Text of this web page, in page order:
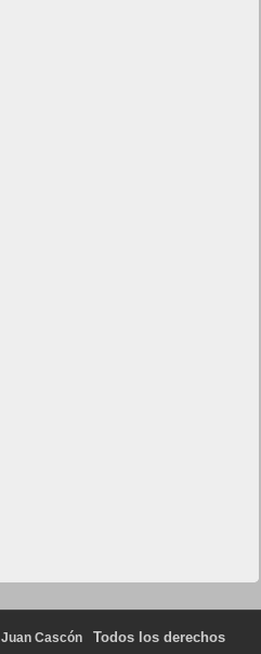
Juan Cascón Todos los derechos